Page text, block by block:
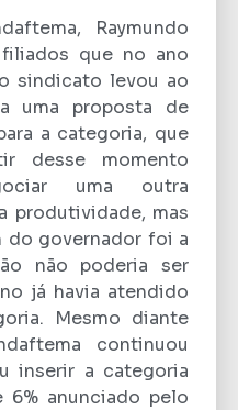
Raymundo
que no ano
sindicato levou ao
uma proposta de
a categoria, que
desse momento
uma outra
produtividade, mas
do governador foi a
não poderia ser
já havia atendido
Mesmo diante
continuou
inserir a categoria
6% anunciado pelo